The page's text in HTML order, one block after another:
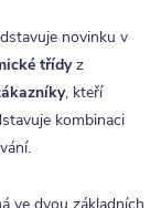
novinku v
třídyz
, kteří
kombinaci